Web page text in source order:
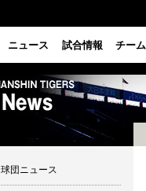
ニュース 試合情報 チーム
球団ニュース